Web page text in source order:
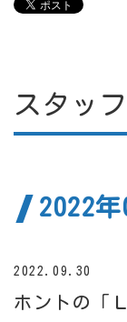
スタッ
2022年
2022.09.30
ホントの「